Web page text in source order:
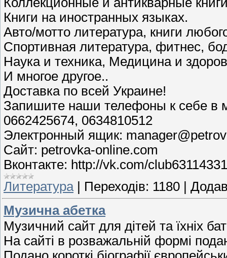
Книги на иностранных языках.
Авто/мотто литература, книги
Спортивная литература, фитнес,
Наука и техника, Медицина и
И многое другое..
Доставка по всей Украине!
Запишите наши телефоны к себе в
0662425674, 0634810512
Электронный ящик:
Сайт: petrovka-online.com
Вконтакте: http://vk.com/club63114331
Литература | Переходів: 1180 |
Музична абетка
Музичний сайт для дітей та їхніх
На сайті в розважальній формі